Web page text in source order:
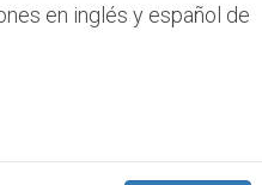
en inglés y español de